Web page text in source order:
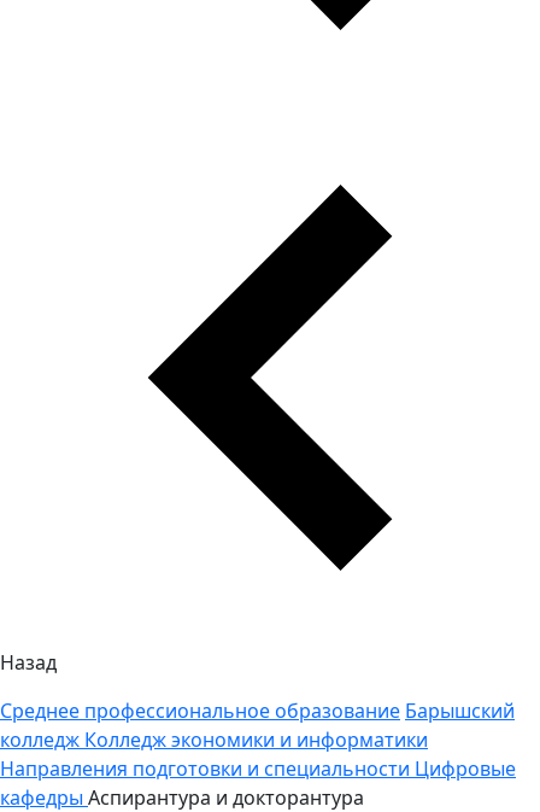
Назад
Среднее профессиональное образование Барышский
колледж Колледж экономики и информатики
Направления подготовки и специальности Цифровые
кафедры Аспирантура и докторантура